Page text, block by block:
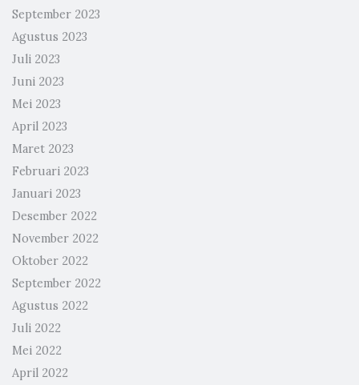
September 2023
Agustus 2023
Juli 2023
Juni 2023
Mei 2023
April 2023
Maret 2023
Februari 2023
Januari 2023
Desember 2022
November 2022
Oktober 2022
September 2022
Agustus 2022
Juli 2022
Mei 2022
April 2022